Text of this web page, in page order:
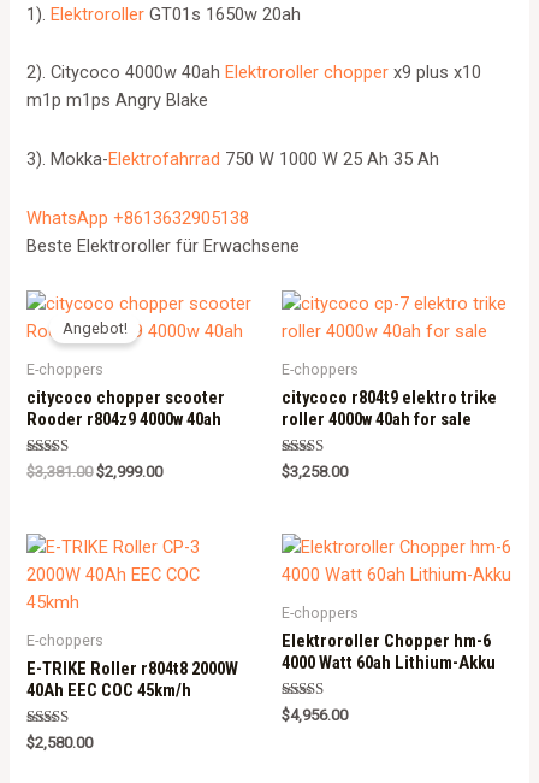
1).Elektroroller GT01s 1650w 20ah
2). Citycoco 4000w 40ah Elektroroller chopper x9 plus x10
m1p m1ps Angry Blake
3). Mokka-Elektrofahrrad 750 W 1000 W 25 Ah 35 Ah
WhatsApp +8613632905138
Beste Elektroroller für Erwachsene
Angebot!
E-choppers
citycoco chopper scooter
Rooder r804z9 4000w 40ah
Rated
5.00
$3,381.00 $2,999.00
E-choppers
citycoco r804t9 elektro trike
roller 4000w 40ah for sale
Rated
5.00
$3,258.00
E-choppers
E-TRIKE Roller r804t8 2000W
40Ah EEC COC 45km/h
Rated
5.00
$2,580.00
E-choppers
Elektroroller Chopper hm-6
4000 Watt 60ah Lithium-Akku
Rated
5.00
$4,956.00